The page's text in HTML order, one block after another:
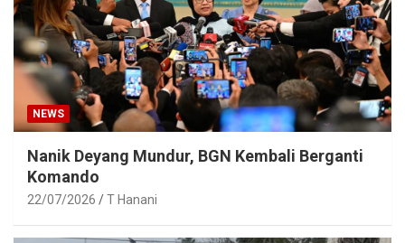
NEWS
Nanik Deyang Mundur, BGN Kembali Berganti
Komando
22/07/2026 T Hanani